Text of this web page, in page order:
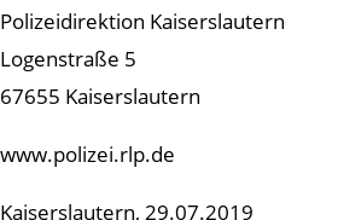
Polizeidirektion Kaiserslautern
Logenstraße 5
67655 Kaiserslautern
www.polizei.rlp.de
Kaiserslautern, 29.07.2019